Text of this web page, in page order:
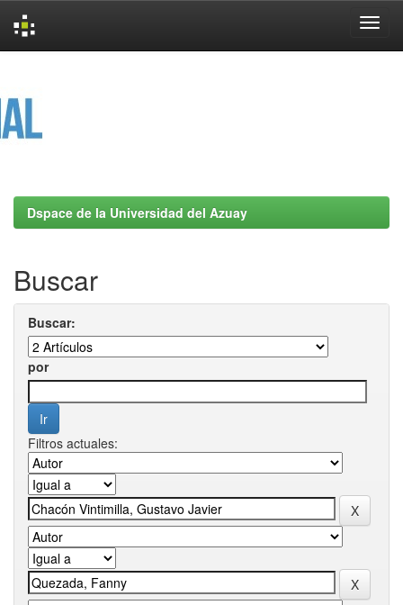
Dspace de la Universidad del Azuay
Buscar
Buscar:
por
Filtros actuales: